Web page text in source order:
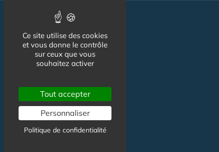
Actualité Maison de Santé
Agenda Maison de Santé
Newsletter
Reseaux Sociaux
Ce site utilise des cookies
et vous donne le contrôle
sur ceux que vous
souhaitez activer
Tout accepter
Personnaliser
Politique de confidentialité